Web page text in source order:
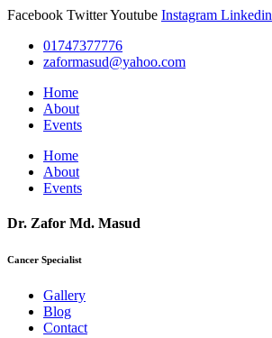
Facebook TwitterYoutube Instagram Linkedin
01747377776
zaformasud@yahoo.com
Home
About
Events
Home
About
Events
Dr. Zafor Md. Masud
Cancer Specialist
Gallery
Blog
Contact